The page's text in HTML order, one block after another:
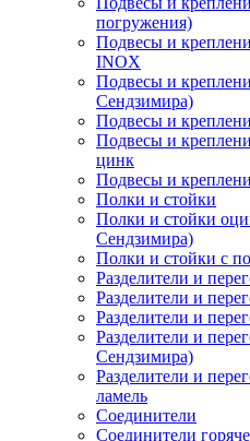
погружения)
Подвесы и
INOX
Подвесы и
Сендзимира)
Подвесы и
Подвесы и
цинк
Подвесы и
Полки и стойки
Полки и стойки
Сендзимира)
Полки и стойки с
Разделители и
Разделители и
Разделители и
Разделители и
Сендзимира)
Разделители и
ламель
Соединители
Соединители